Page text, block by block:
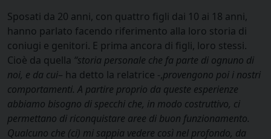
Sposati da 20 anni, con quattro figli dai 10 ai 18 anni,
hanno parlato facendo riferimento alla loro storia di
coniugi e genitori. E prima ancora di figli, loro stessi.
Cioè da quella “storia personale che fa parte di ognuno di
noi, e da cui– ha detto la relatrice -,provengono poi i nostri
comportamenti. A partire proprio da queste esperienze
abbiamo bisogno di specchi che, in modo costruttivo, ci
permettano di riconquistare aree di buon funzionamento.
Qualcuno che (ci) mi sappia vedere così nel profondo, da